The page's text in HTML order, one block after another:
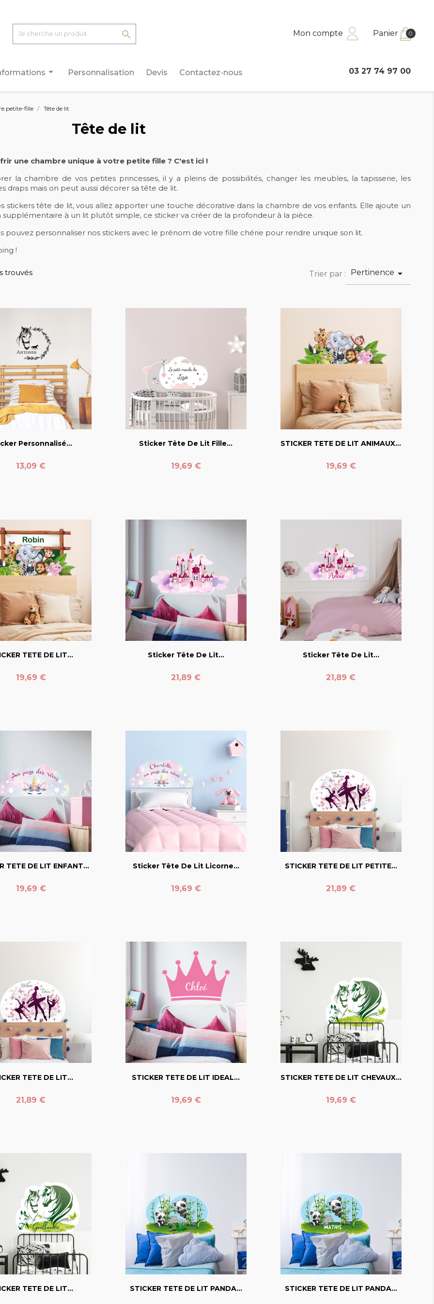
 Mon compte Panier 0
arrow_drop_down Personnalisation Devis Contactez-nous 03 27 74 97 00
petite-fille Tête de lit
Tête de lit
une chambre unique à votre petite fille ? C'est ici !
la chambre de vos petites princesses, il y a pleins de possibilités, changer les meubles, la tapisserie, les
draps mais on peut aussi décorer sa tête de lit.
stickers tête de lit, vous allez apporter une touche décorative dans la chambre de vos enfants. Elle ajoute un
supplémentaire à un lit plutôt simple, ce sticker va créer de la profondeur à la pièce.
pouvez personnaliser nos stickers avec le prénom de votre fille chérie pour rendre unique son lit.
!
trouvés Trier par : Pertinence 
favorite_border
Personnalisé...
Prix
13,09 €
favorite_border
Sticker Tête De Lit Fille...
Prix
19,69 €
favorite_border
STICKER TETE DE LIT ANIMAUX...
Prix
19,69 €
favorite_border
TETE DE LIT...
Prix
19,69 €
favorite_border
Sticker Tête De Lit...
Prix
21,89 €
favorite_border
Sticker Tête De Lit...
Prix
21,89 €
favorite_border
TETE DE LIT ENFANT...
Prix
19,69 €
Sticker Tête De Lit Licorne...
Prix
19,69 €
favorite_border
STICKER TETE DE LIT PETITE...
Prix
21,89 €
favorite_border
TETE DE LIT...
Prix
21,89 €
favorite_border
STICKER TETE DE LIT IDEAL...
Prix
19,69 €
favorite_border
STICKER TETE DE LIT CHEVAUX...
Prix
19,69 €
favorite_border
TETE DE LIT...
favorite_border
STICKER TETE DE LIT PANDA...
favorite_border
STICKER TETE DE LIT PANDA...